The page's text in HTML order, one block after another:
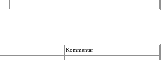
Kommentar